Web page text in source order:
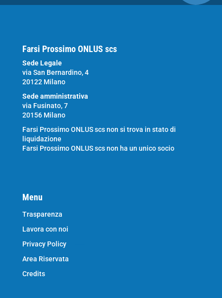
Farsi Prossimo ONLUS scs
Sede Legale
via San Bernardino, 4
20122 Milano
Sede amministrativa
via Fusinato, 7
20156 Milano
Farsi Prossimo ONLUS scs non si trova in stato di
liquidazione
Farsi Prossimo ONLUS scs non ha un unico socio
Menu
Trasparenza
Lavora con noi
Privacy Policy
Area Riservata
Credits